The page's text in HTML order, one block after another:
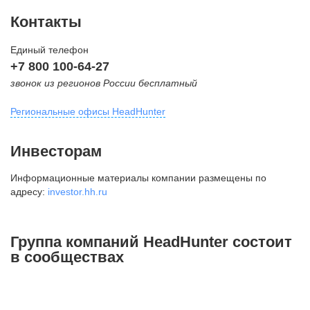
Контакты
Единый телефон
+7 800 100-64-27
звонок из регионов России бесплатный
Региональные офисы HeadHunter
внутригородская территория
Муниципальный округ Тверской,
2-я Брестская ул., д. 48,
+7 495 980-64-27
Инвесторам
Информационные материалы компании размещены по
адресу: investor.hh.ru
Группа компаний HeadHunter состоит
в сообществах